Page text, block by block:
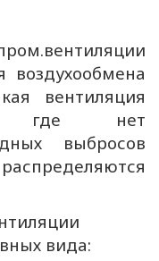
воздухообмена
вентиляция
где нет
выбросов
вида: